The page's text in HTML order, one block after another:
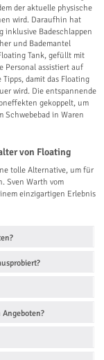
der aktuelle physische
wird. Daraufhin hat
inklusive Badeschlappen
und Bademantel
Tank, gefüllt mit
Personal assistiert auf
damit das Floating
wird. Die entspannende
gekoppelt, um
Schwebebad in Waren
von Floating
tolle Alternative, um für
Sven Warth vom
einzigartigen Erlebnis